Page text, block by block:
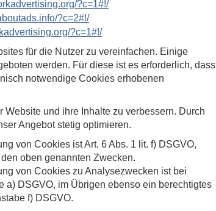
?c=1#!/
?c=2#!/
?c=1#!/
für die Nutzer zu vereinfachen. Einige
werden. Für diese ist es erforderlich, dass
notwendige Cookies erhobenen
und ihre Inhalte zu verbessern. Durch
Angebot stetig optimieren.
von Cookies ist Art. 6 Abs. 1 lit. f) DSGVO,
oben genannten Zwecken.
von Cookies zu Analysezwecken ist bei
DSGVO, im Übrigen ebenso ein berechtigtes
f) DSGVO.